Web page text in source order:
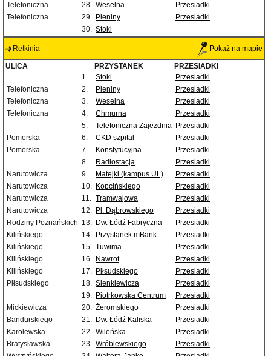
Telefoniczna
28. Weselna
Przesiadki
Telefoniczna
29. Pieniny
Przesiadki
30. Stoki
Retkinia Pokaż na mapie
ULICA PRZYSTANEK
PRZESIADKI
1.
Stoki
Przesiadki
Telefoniczna
2. Pieniny
Przesiadki
Telefoniczna
3. Weselna
Przesiadki
Telefoniczna
4. Chmurna
Przesiadki
5.
Telefoniczna Zajezdnia Przesiadki
Pomorska
6. CKD szpital
Przesiadki
Pomorska
7. Konstytucyjna
Przesiadki
8.
Radiostacja
Przesiadki
Narutowicza
9. Matejki (kampus UŁ)
Przesiadki
Narutowicza
10. Kopcińskiego
Przesiadki
Narutowicza
11. Tramwajowa
Przesiadki
Narutowicza
12. Pl. Dąbrowskiego
Przesiadki
Rodziny Poznańskich 13. Dw. Łódź Fabryczna
Przesiadki
Kilińskiego
14. Przystanek mBank
Przesiadki
Kilińskiego
15. Tuwima
Przesiadki
Kilińskiego
16. Nawrot
Przesiadki
Kilińskiego
17. Piłsudskiego
Przesiadki
Piłsudskiego
18. Sienkiewicza
Przesiadki
19. Piotrkowska Centrum
Przesiadki
Mickiewicza
20. Żeromskiego
Przesiadki
Bandurskiego
21. Dw. Łódź Kaliska
Przesiadki
Karolewska
22. Wileńska
Przesiadki
Bratysławska
23. Wróblewskiego
Przesiadki